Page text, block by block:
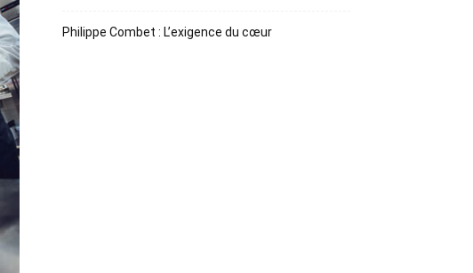
Philippe Combet : L’exigence du cœur